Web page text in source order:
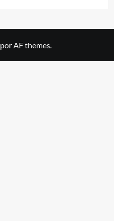
por AF themes.